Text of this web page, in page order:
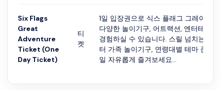
Six Flags
Great
Adventure
Ticket (One
Day Ticket)
티
켓
1일 입장권으로 식스 플래그 그레이트
다양한 놀이기구, 어트랙션, 엔터테인먼
경험하실 수 있습니다. 스릴 넘치는 롤
터 가족 놀이기구, 연령대별 테마 존까
일 자유롭게 즐겨보세요...